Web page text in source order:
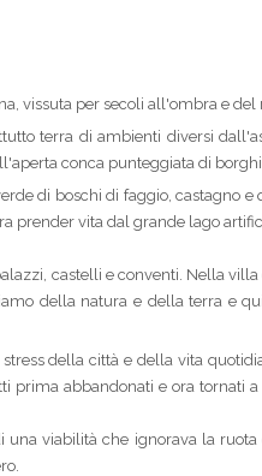
vissuta per secoli all'ombra e del
terra di ambienti diversi
conca punteggiata di
di boschi di faggio, castagno
prender vita dal grande lago
castelli e conventi. Nella
della natura e della terra e
della città e della vita
prima abbandonati e ora tornati
viabilità che ignorava la